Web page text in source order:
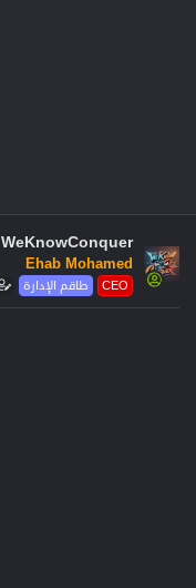
WeKnowConquer
Ehab Mohamed
طاقم الإدارة CEO